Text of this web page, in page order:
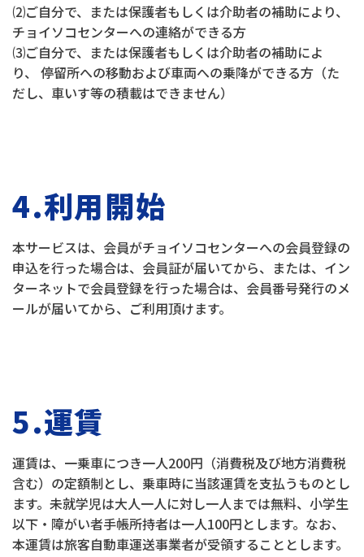
⑵ご自分で、または保護者もしくは介助者の補助により、
チョイソコセンターへの連絡ができる方
⑶ご自分で、または保護者もしくは介助者の補助によ
り、 停留所への移動および車両への乗降ができる方（た
だし、車いす等の積載はできません）
4.利用開始
本サービスは、会員がチョイソコセンターへの会員登録の
申込を行った場合は、会員証が届いてから、または、イン
ターネットで会員登録を行った場合は、会員番号発行のメ
ールが届いてから、ご利用頂けます。
5.運賃
運賃は、一乗車につき一人200円（消費税及び地方消費税
含む）の定額制とし、乗車時に当該運賃を支払うものとし
ます。未就学児は大人一人に対し一人までは無料、小学生
以下・障がい者手帳所持者は一人100円とします。なお、
本運賃は旅客自動車運送事業者が受領することとします。